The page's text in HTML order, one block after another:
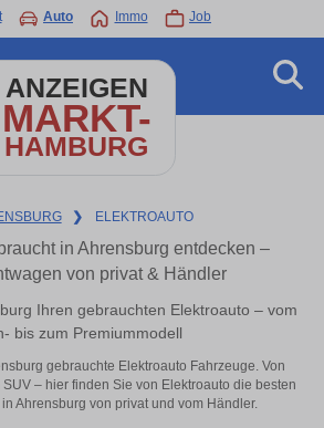
Auto Immo Job
ANZEIGEN
MARKT-
HAMBURG
❯ ELEKTROAUTO
in Ahrensburg entdecken –
von privat & Händler
Ihren gebrauchten Elektroauto – vom
bis zum Premiummodell
gebrauchte Elektroauto Fahrzeuge. Von
– hier finden Sie von Elektroauto die besten
Ahrensburg von privat und vom Händler.